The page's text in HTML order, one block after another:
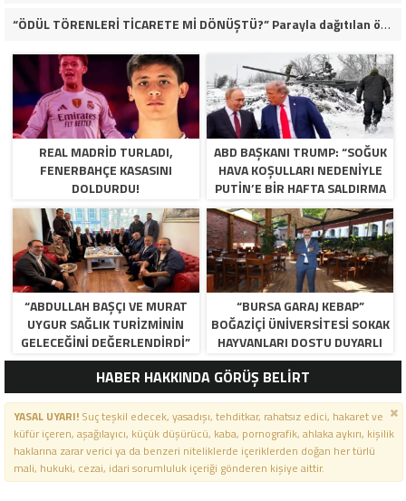
“ÖDÜL TÖRENLERİ TİCARETE Mİ DÖNÜŞTÜ?” Parayla dağıtılan ödüller iddiası gündemde!
REAL MADRID TURLADI,
FENERBAHÇE KASASINI
DOLDURDU!
ABD BAŞKANI TRUMP: “SOĞUK
HAVA KOŞULLARI NEDENIYLE
PUTIN’E BIR HAFTA SALDIRMA
DEDIM, KABUL ETTI”
“ABDULLAH BAŞÇI VE MURAT
UYGUR SAĞLIK TURIZMININ
GELECEĞINI DEĞERLENDIRDI”
“BURSA GARAJ KEBAP”
BOĞAZIÇI ÜNIVERSITESI SOKAK
HAYVANLARI DOSTU DUYARLI
İŞLETMELER ARASINDA “
HABER HAKKINDA GÖRÜŞ BELİRT
YASAL UYARI!Suç teşkil edecek, yasadışı, tehditkar, rahatsız edici, hakaret ve
küfür içeren, aşağılayıcı, küçük düşürücü, kaba, pornografik, ahlaka aykırı, kişilik
haklarına zarar verici ya da benzeri niteliklerde içeriklerden doğan her türlü
mali, hukuki, cezai, idari sorumluluk içeriği gönderen kişiye aittir.